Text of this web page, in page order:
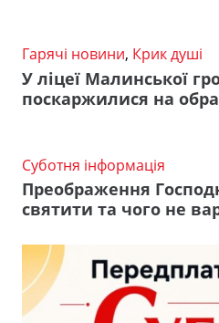
Гарячі новини, Крик душі
У ліцеї Малинської
поскаржилися на
Суботня інформація
Преображення
святити та чого не